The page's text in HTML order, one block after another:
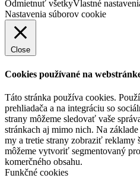
Odmietnuť všetkyVlastné
Nastavenia súborov cookie
Close
Cookies používané na
Táto stránka používa cookies.
prehliadača a na integráciu so
strany môžeme sledovať vaše
stránkach aj mimo nich. Na
my a tretie strany zobraziť reklamy
môžeme vytvoriť segmentovaný
komerčného obsahu.
Funkčné cookies